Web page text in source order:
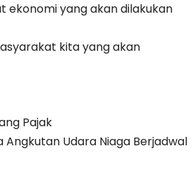
yang akan dilakukan
kita yang akan
Pajak
Udara Niaga Berjadwal